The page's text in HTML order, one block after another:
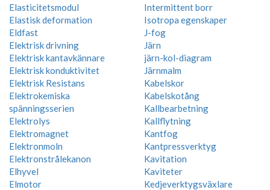
Elasticitetsmodul
Elastisk deformation
Eldfast
Elektrisk drivning
Elektrisk kantavkännare
Elektrisk konduktivitet
Elektrisk Resistans
Elektrokemiska
spänningsserien
Elektrolys
Elektromagnet
Elektronmoln
Elektronstrålekanon
Elhyvel
Elmotor
Intermittent borr
Isotropa egenskaper
J-fog
Järn
järn-kol-diagram
Järnmalm
Kabelskor
Kabelskotång
Kallbearbetning
Kallflytning
Kantfog
Kantpressverktyg
Kavitation
Kaviteter
Kedjeverktygsväxlare